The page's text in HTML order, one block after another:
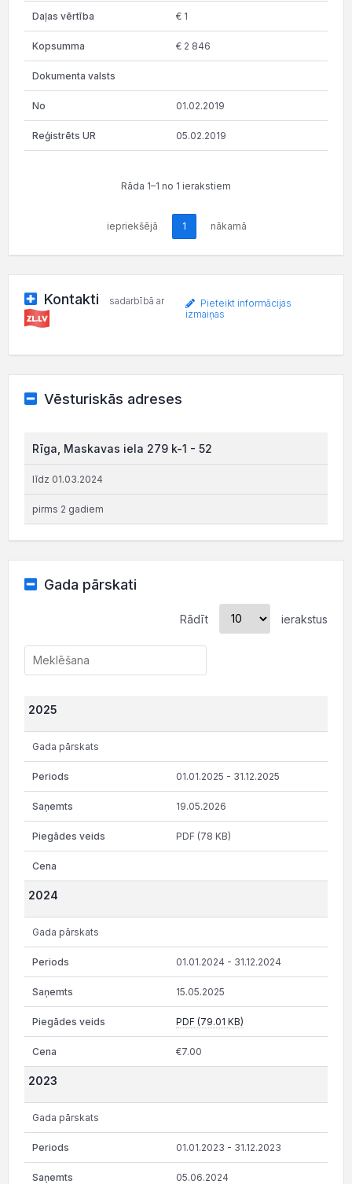
€ 1
€ 2 846
01.02.2019
05.02.2019
Rāda 1–1 no 1 ierakstiem
iepriekšējā 1 nākamā
Kontakti sadarbībā ar
Pieteikt informācijas
izmaiņas
Vēsturiskās adreses
Rīga, Maskavas iela 279 k-1 - 52
līdz 01.03.2024
pirms 2 gadiem
Gada pārskati
Rādīt ierakstus
2025
Gada pārskats
01.01.2025 - 31.12.2025
19.05.2026
PDF (78 KB)
2024
Gada pārskats
01.01.2024 - 31.12.2024
15.05.2025
PDF (79.01 KB)
€7.00
2023
Gada pārskats
01.01.2023 - 31.12.2023
05.06.2024